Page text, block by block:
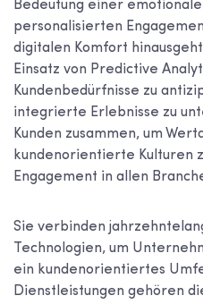
Bedeutung einer
personalisierten
digitalen Komfort
Einsatz von Predictive
Kundenbedürfnisse zu
integrierte Erlebnisse zu
Kunden zusammen, um
kundenorientierte Kulturen
Engagement in allen
Sie verbinden
Technologien, um
ein kundenorientiertes
Dienstleistungen gehören